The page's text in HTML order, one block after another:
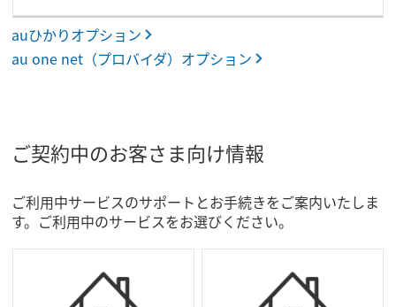
auひかりオプション
au one net（プロバイダ）オプション
ご契約中のお客さま向け情報
ご利用中サービスのサポートとお手続きをご案内いたしま
す。ご利用中のサービスをお選びください。